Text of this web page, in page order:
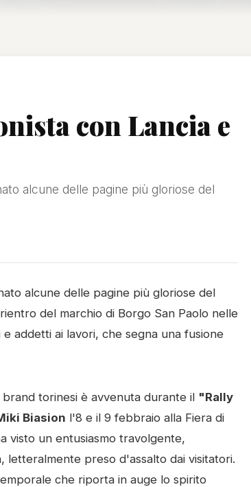
con Lancia e
alcune delle pagine più gloriose del
alcune delle pagine più gloriose del
del marchio di Borgo San Paolo nelle
addetti ai lavori, che segna una fusione
torinesi è avvenuta durante il "Rally
Biasion l'8 e il 9 febbraio alla Fiera di
visto un entusiasmo travolgente,
letteralmente preso d'assalto dai visitatori.
che riporta in auge lo spirito